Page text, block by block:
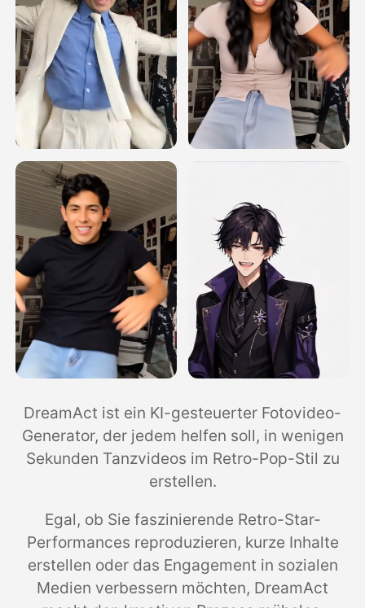
DreamAct ist ein KI-gesteuerter Fotovideo-
Generator, der jedem helfen soll, in wenigen
Sekunden Tanzvideos im Retro-Pop-Stil zu
erstellen.
Egal, ob Sie faszinierende Retro-Star-
Performances reproduzieren, kurze Inhalte
erstellen oder das Engagement in sozialen
Medien verbessern möchten, DreamAct